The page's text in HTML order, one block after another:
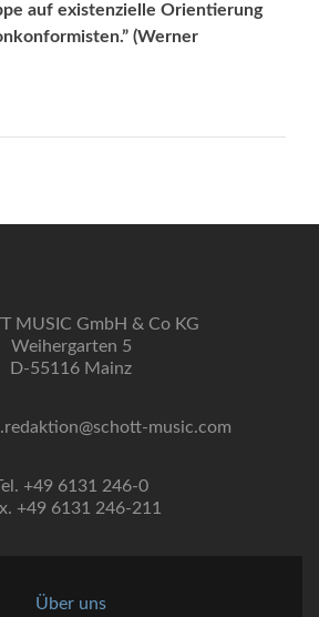
auf existenzielle Orientierung
(Werner
MUSIC GmbH & Co KG
Weihergarten 5
D-55116 Mainz
music.com
+49 6131 246-0
+49 6131 246-211
Über uns